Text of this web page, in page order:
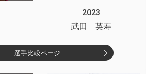
2023
武田 英寿
選手比較ページ